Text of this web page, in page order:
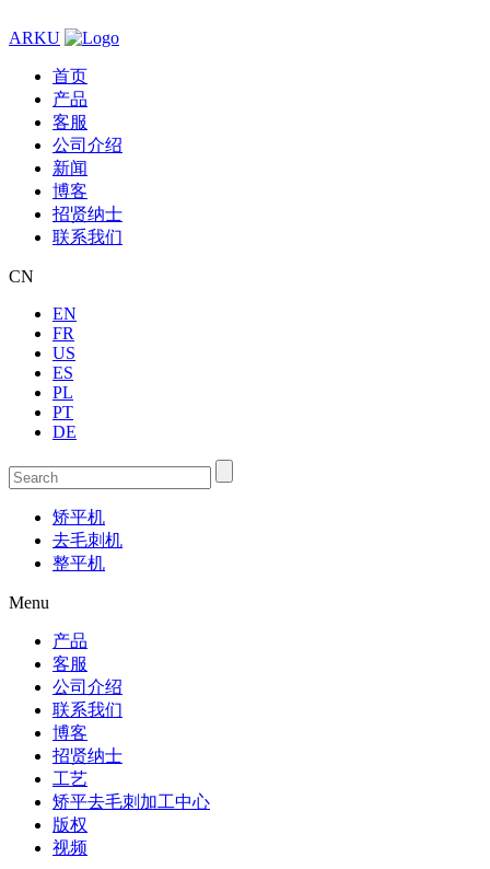
ARKU
首页
产品
客服
公司介绍
新闻
博客
招贤纳士
联系我们
CN
EN
FR
US
ES
PL
PT
DE
矫平机
去毛刺机
整平机
Menu
产品
客服
公司介绍
联系我们
博客
招贤纳士
工艺
矫平去毛刺加工中心
版权
视频